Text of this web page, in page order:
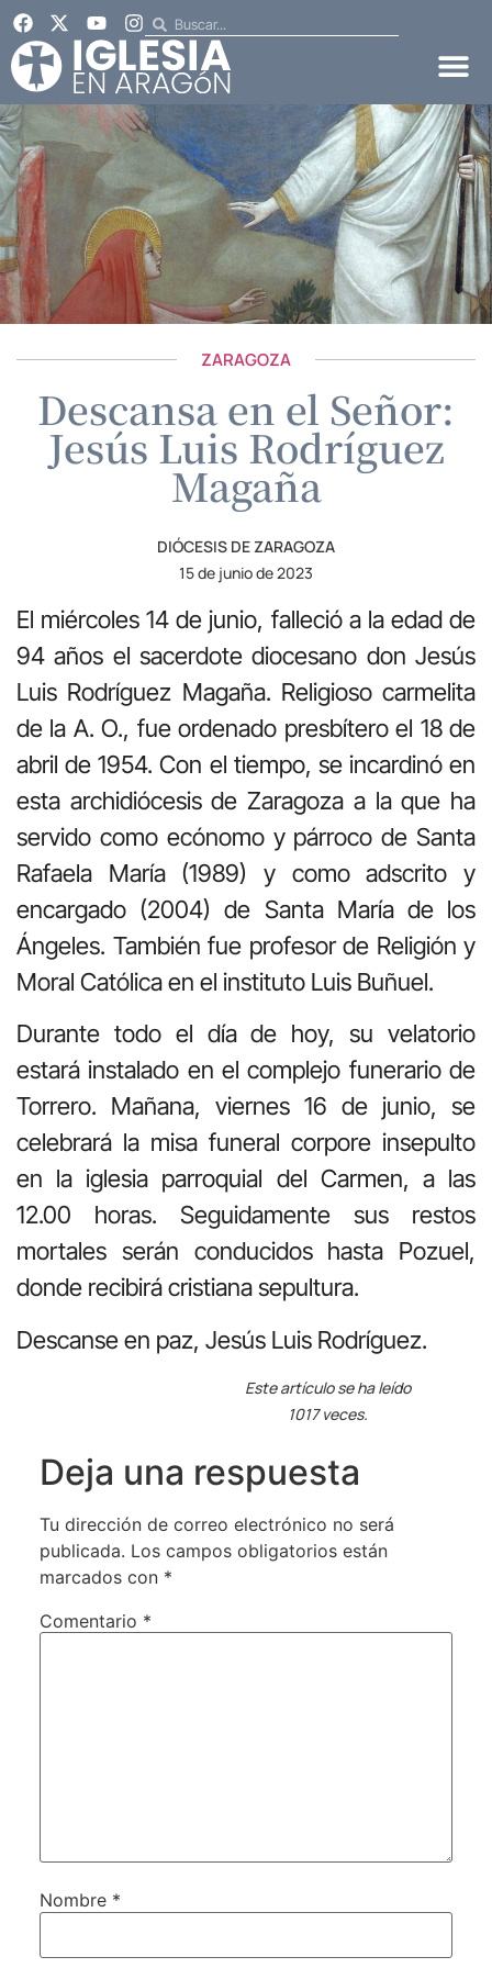
ZARAGOZA
Descansa en el Señor:
Jesús Luis Rodríguez
Magaña
DIÓCESIS DE ZARAGOZA
15 de junio de 2023
El miércoles 14 de junio, falleció a la edad de
94 años el sacerdote diocesano don Jesús
Luis Rodríguez Magaña. Religioso carmelita
de la A. O., fue ordenado presbítero el 18 de
abril de 1954. Con el tiempo, se incardinó en
esta archidiócesis de Zaragoza a la que ha
servido como ecónomo y párroco de Santa
Rafaela María (1989) y como adscrito y
encargado (2004) de Santa María de los
Ángeles. También fue profesor de Religión y
Moral Católica en el instituto Luis Buñuel.
Durante todo el día de hoy, su velatorio
estará instalado en el complejo funerario de
Torrero. Mañana, viernes 16 de junio, se
celebrará la misa funeral corpore insepulto
en la iglesia parroquial del Carmen, a las
12.00 horas. Seguidamente sus restos
mortales serán conducidos hasta Pozuel,
donde recibirá cristiana sepultura.
Descanse en paz, Jesús Luis Rodríguez.
Este artículo se ha leído
1017 veces.
Deja una respuesta
Tu dirección de correo electrónico no será
publicada. Los campos obligatorios están
marcados con *
Comentario *
Nombre *